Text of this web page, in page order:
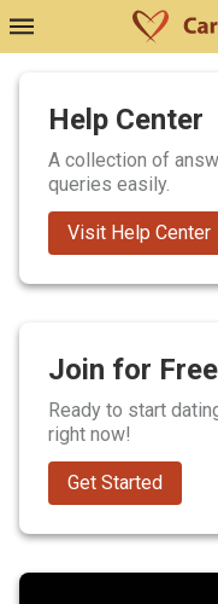
Help Center
A collection of
queries easily.
Visit Help Center
Join for Free
Ready to start
right now!
Get Started